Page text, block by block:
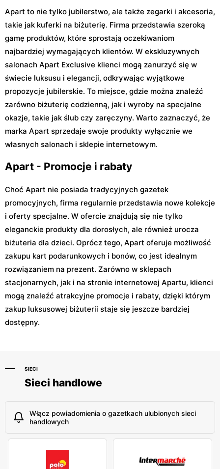
Apart to nie tylko jubilerstwo, ale także zegarki i akcesoria,
takie jak kuferki na biżuterię. Firma przedstawia szeroką
gamę produktów, które sprostają oczekiwaniom
najbardziej wymagających klientów. W ekskluzywnych
salonach Apart Exclusive klienci mogą zanurzyć się w
świecie luksusu i elegancji, odkrywając wyjątkowe
propozycje jubilerskie. To miejsce, gdzie można znaleźć
zarówno biżuterię codzienną, jak i wyroby na specjalne
okazje, takie jak ślub czy zaręczyny. Warto zaznaczyć, że
marka Apart sprzedaje swoje produkty wyłącznie we
własnych salonach i sklepie internetowym.
Apart - Promocje i rabaty
Choć Apart nie posiada tradycyjnych gazetek
promocyjnych, firma regularnie przedstawia nowe kolekcje
i oferty specjalne. W ofercie znajdują się nie tylko
eleganckie produkty dla dorosłych, ale również urocza
biżuteria dla dzieci. Oprócz tego, Apart oferuje możliwość
zakupu kart podarunkowych i bonów, co jest idealnym
rozwiązaniem na prezent. Zarówno w sklepach
stacjonarnych, jak i na stronie internetowej Apartu, klienci
mogą znaleźć atrakcyjne promocje i rabaty, dzięki którym
zakup luksusowej biżuterii staje się jeszcze bardziej
dostępny.
SIECI
Sieci handlowe
Włącz powiadomienia o gazetkach ulubionych sieci
handlowych